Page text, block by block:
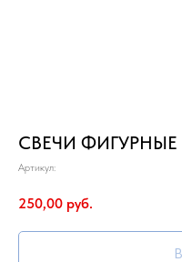
СВЕЧИ
Артикул:
250,00 руб.